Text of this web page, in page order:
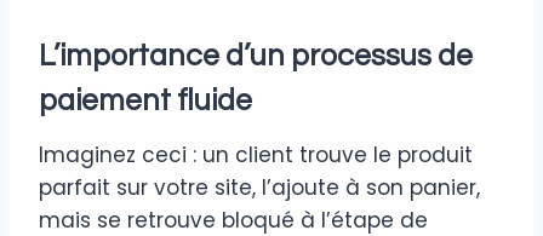
L’importance d’un processus de
paiement fluide
Imaginez ceci : un client trouve le produit
parfait sur votre site, l’ajoute à son panier,
mais se retrouve bloqué à l’étape de